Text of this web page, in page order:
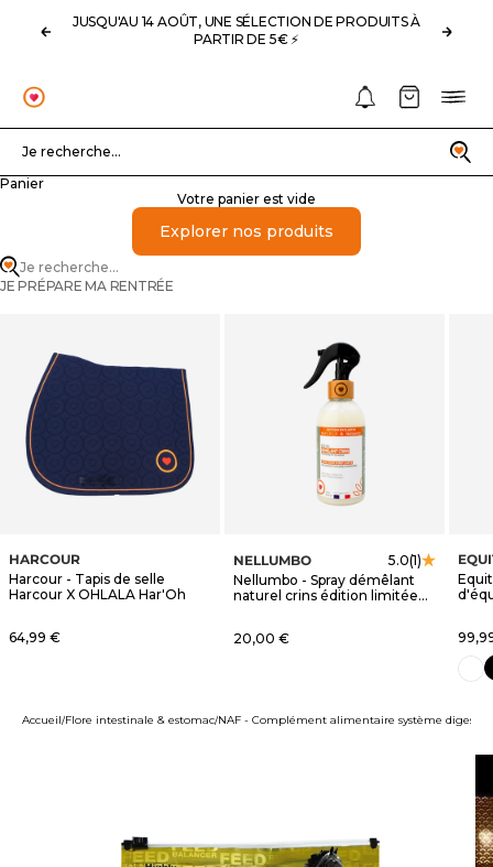
Précédent
JUSQU'AU 14 AOÛT, UNE SÉLECTION DE PRODUITS À
PARTIR DE 5€ ⚡️
OHLALA
Recherche
Je recherche...
Notifications
Panier
Panier
Votre panier est vide
Explorer nos produits
Je recherche...
JE PRÉPARE MA RENTRÉE
HARCOUR
Harcour - Tapis de selle
Harcour X OHLALA Har'Oh
Prix de vente
64,99 €
NELLUMBO 5.0(1)
Nellumbo - Spray démêlant
naturel crins édition limitée
Prix de vente
20,00 €
Prix
blanc
Accueil Flore intestinale & estomac NAF - Complément alimentaire système digestif